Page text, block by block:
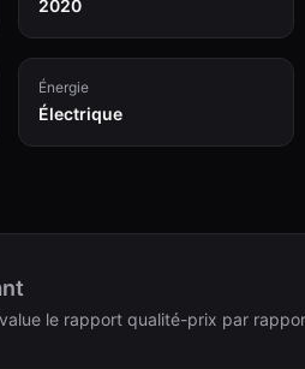
2020
Énergie
Électrique
le rapport qualité-prix par